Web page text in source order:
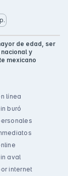
de edad, ser
y
mexicano
línea
buró
aval
internet